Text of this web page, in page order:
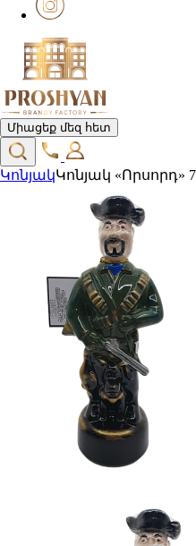
Միացեք մեզ հետ
ԿոնյակԿոնյակ «Որսորդ»